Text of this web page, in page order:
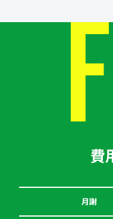
費
月謝